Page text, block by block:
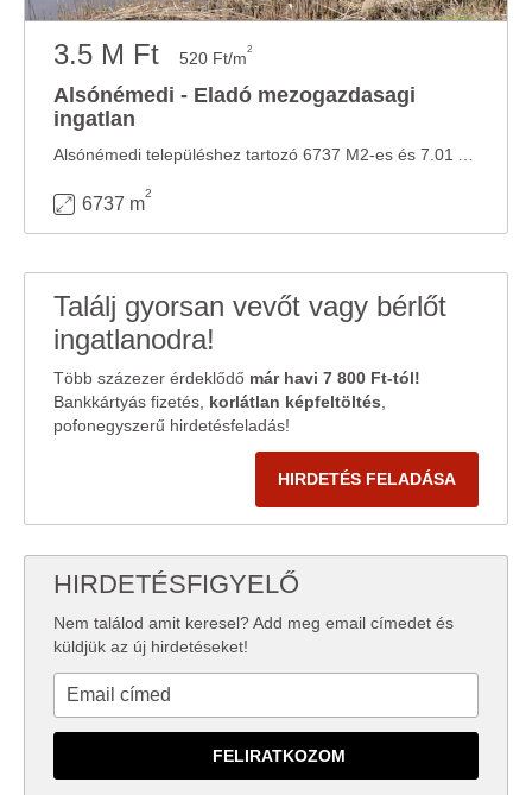
3.5 M Ft 520 Ft/m2
Alsónémedi - Eladó mezogazdasagi
ingatlan
6737 m
2
Találj gyorsan vevőt vagy bérlőt
ingatlanodra!
Több százezer érdeklődő már havi 7 800 Ft-tól!
Bankkártyás fizetés, korlátlan képfeltöltés
pofonegyszerű hirdetésfeladás!
HIRDETÉS FELADÁSA
HIRDETÉSFIGYELŐ
Nem találod amit keresel? Add meg email címedet és
küldjük az új hirdetéseket!